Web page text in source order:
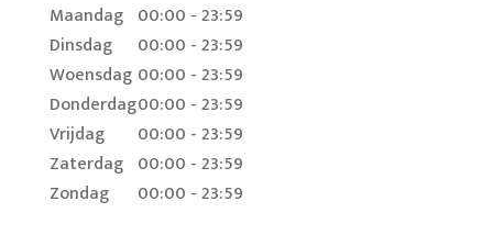
Maandag 00:00 - 23:59
Dinsdag
00:00 - 23:59
Woensdag 00:00 - 23:59
Donderdag00:00 - 23:59
Vrijdag
00:00 - 23:59
Zaterdag 00:00 - 23:59
Zondag
00:00 - 23:59